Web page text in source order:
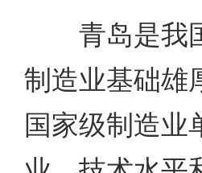
青岛是我国
制造业基础雄
国家级制造业